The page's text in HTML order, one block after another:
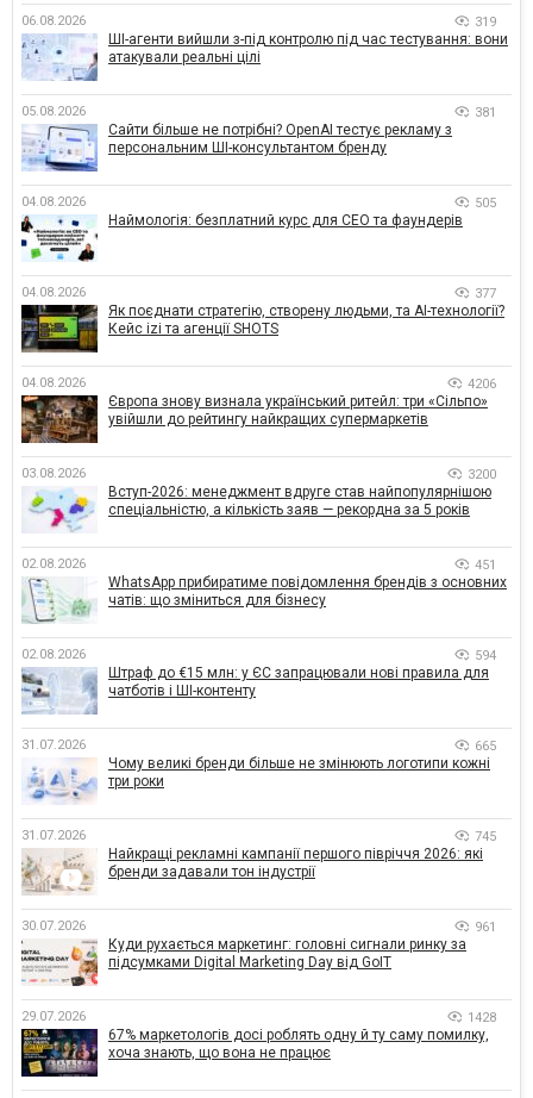
06.08.2026 319
ШІ-агенти вийшли з-під контролю під час тестування: вони
атакували реальні цілі
05.08.2026 381
Сайти більше не потрібні? OpenAI тестує рекламу з
персональним ШІ-консультантом бренду
04.08.2026 505
Наймологія: безплатний курс для CEO та фаундерів
04.08.2026 377
Як поєднати стратегію, створену людьми, та AI-технології?
Кейс izi та агенції SHOTS
04.08.2026 4206
Європа знову визнала український ритейл: три «Сільпо»
увійшли до рейтингу найкращих супермаркетів
03.08.2026 3200
Вступ-2026: менеджмент вдруге став найпопулярнішою
спеціальністю, а кількість заяв — рекордна за 5 років
02.08.2026 451
WhatsApp прибиратиме повідомлення брендів з основних
чатів: що зміниться для бізнесу
02.08.2026 594
Штраф до €15 млн: у ЄС запрацювали нові правила для
чатботів і ШІ-контенту
31.07.2026 665
Чому великі бренди більше не змінюють логотипи кожні
три роки
31.07.2026 745
Найкращі рекламні кампанії першого півріччя 2026: які
бренди задавали тон індустрії
30.07.2026 961
Куди рухається маркетинг: головні сигнали ринку за
підсумками Digital Marketing Day від GoIT
29.07.2026 1428
67% маркетологів досі роблять одну й ту саму помилку,
хоча знають, що вона не працює